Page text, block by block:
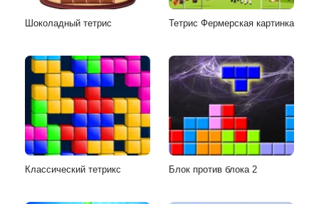
Шоколадный тетрис Тетрис Фермерская картинка
Классический тетрикс Блок против блока 2